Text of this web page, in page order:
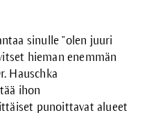
sinulle "olen juuri
hieman enemmän
Hauschka
ihon
punoittavat alueet